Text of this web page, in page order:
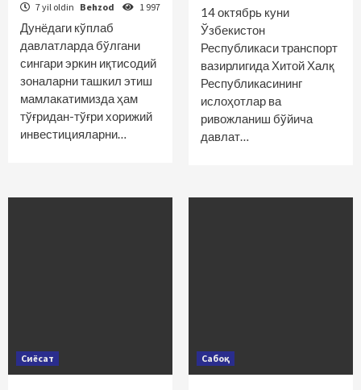
7 yil oldin Behzod 1 997
Дунёдаги кўплаб
давлатларда бўлгани
сингари эркин иқтисодий
зоналарни ташкил этиш
мамлакатимизда ҳам
тўғридан-тўғри хорижий
инвес­тицияларни…
14 октябрь куни
Ўзбекистон
Республикаси транспорт
вазирлигида Хитой Халқ
Республикасининг
ислоҳотлар ва
ривожланиш бўйича
давлат…
Сиёсат Сабоқ